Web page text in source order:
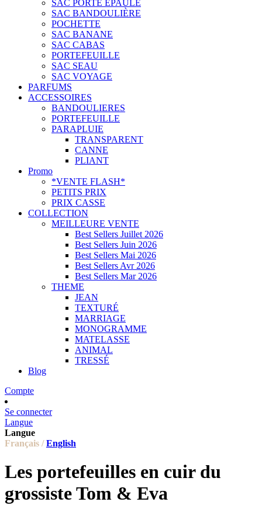
SAC PORTÉ ÉPAULE
SAC BANDOULIÈRE
POCHETTE
SAC BANANE
SAC CABAS
PORTEFEUILLE
SAC SEAU
SAC VOYAGE
PARFUMS
ACCESSOIRES
BANDOULIERES
PORTEFEUILLE
PARAPLUIE
TRANSPARENT
CANNE
PLIANT
Promo
*VENTE FLASH*
PETITS PRIX
PRIX CASSE
COLLECTION
MEILLEURE VENTE
Best Sellers Juillet 2026
Best Sellers Juin 2026
Best Sellers Mai 2026
Best Sellers Avr 2026
Best Sellers Mar 2026
THEME
JEAN
TEXTURÉ
MARRIAGE
MONOGRAMME
MATELASSE
ANIMAL
TRESSÉ
Blog
Compte
Se connecter
Langue
Langue
Français / English
Les portefeuilles en cuir du
grossiste Tom & Eva